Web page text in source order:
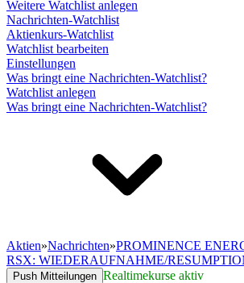
Weitere Watchlist anlegen
Nachrichten-Watchlist
Aktienkurs-Watchlist
Watchlist bearbeiten
Einstellungen
Was bringt eine Nachrichten-Watchlist?
Watchlist anlegen
Was bringt eine Nachrichten-Watchlist?
Aktien»Nachrichten»PROMINENCE
RSX: WIEDERAUFNAHME/
Push Mitteilungen Realtimekurse aktiv